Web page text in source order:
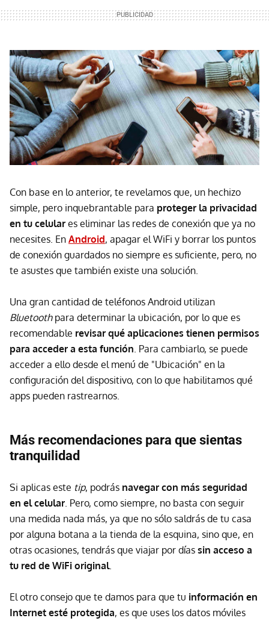
Con base en lo anterior, te revelamos que, un hechizo
simple, pero inquebrantable para proteger la privacidad
en tu celular es eliminar las redes de conexión que ya no
necesites. En Android, apagar el WiFi y borrar los puntos
de conexión guardados no siempre es suficiente, pero, no
te asustes que también existe una solución.
Una gran cantidad de teléfonos Android utilizan
Bluetoothpara determinar la ubicación, por lo que es
recomendable revisar qué aplicaciones tienen permisos
para acceder a esta función . Para cambiarlo, se puede
acceder a ello desde el menú de "Ubicación" en la
configuración del dispositivo, con lo que habilitamos qué
apps pueden rastrearnos.
Más recomendaciones para que sientas
tranquilidad
Si aplicas este tip, podrás navegar con más seguridad
en el celular . Pero, como siempre, no basta con seguir
una medida nada más, ya que no sólo saldrás de tu casa
por alguna botana a la tienda de la esquina, sino que, en
otras ocasiones, tendrás que viajar por días sin acceso a
tu red de WiFi original.
El otro consejo que te damos para que tu información en
Internet esté protegida, es que uses los datos móviles